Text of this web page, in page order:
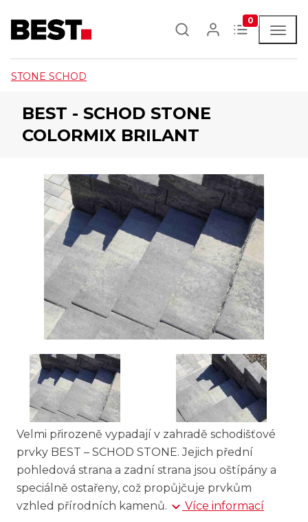
0
STONE SCHOD
BEST - SCHOD STONE
COLORMIX BRILANT
Velmi přirozeně vypadají v zahradě schodišťové
prvky BEST – SCHOD STONE. Jejich přední
pohledová strana a zadní strana jsou oštípány a
speciálně ostařeny, což propůjčuje prvkům
vzhled přírodních kamenů.
Více informací